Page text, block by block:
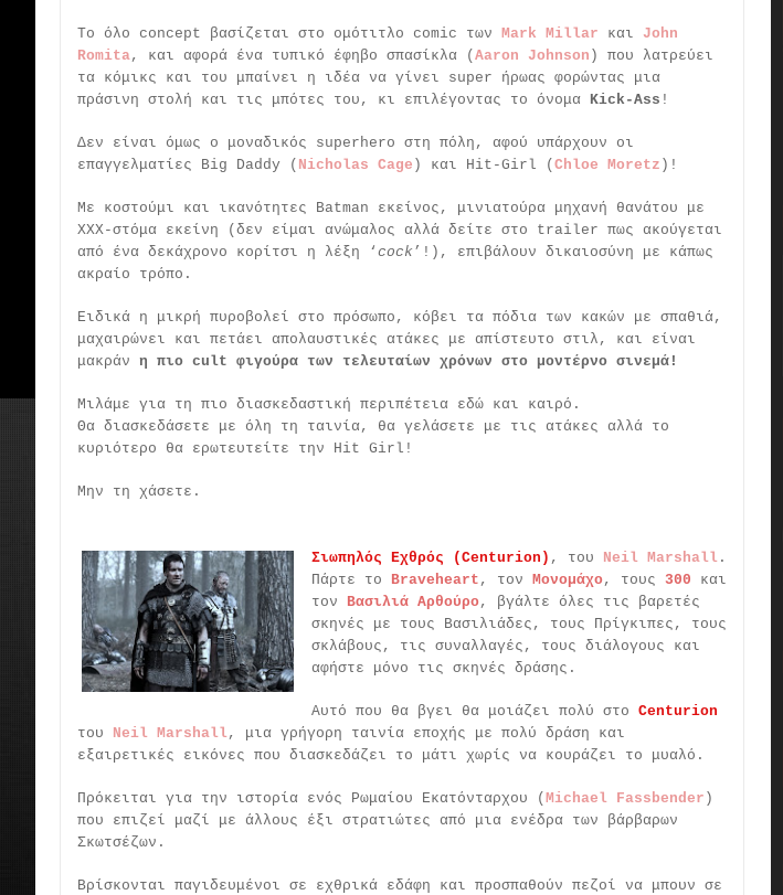
Το όλο concept βασίζεται στο ομότιτλο comic των Mark Millar και John
Romita, και αφορά ένα τυπικό έφηβο σπασίκλα ( Aaron Johnson ) που λατρεύει
τα κόμικς και του μπαίνει η ιδέα να γίνει super ήρωας φορώντας μια
πράσινη στολή και τις μπότες του, κι επιλέγοντας το όνομα Kick-Ass !
Δεν είναι όμως ο μοναδικός superhero στη πόλη, αφού υπάρχουν οι
επαγγελματίες Big Daddy ( Nicholas Cage ) και Hit-Girl ( Chloe Moretz )!
Με κοστούμι και ικανότητες Batman εκείνος, μινιατούρα μηχανή θανάτου με
ΧΧΧ-στόμα εκείνη (δεν είμαι ανώμαλος αλλά δείτε στο trailer πως ακούγεται
από ένα δεκάχρονο κορίτσι η λέξη ‘ cock’!), επιβάλουν δικαιοσύνη με κάπως
ακραίο τρόπο.
Ειδικά η μικρή πυροβολεί στο πρόσωπο, κόβει τα πόδια των κακών με σπαθιά,
μαχαιρώνει και πετάει απολαυστικές ατάκες με απίστευτο στιλ, και είναι
μακράν η πιο cult φιγούρα των τελευταίων χρόνων στο μοντέρνο σινεμά!
Μιλάμε για τη πιο διασκεδαστική περιπέτεια εδώ και καιρό.
Θα διασκεδάσετε με όλη τη ταινία, θα γελάσετε με τις ατάκες αλλά το
κυριότερο θα ερωτευτείτε την Hit Girl!
Μην τη χάσετε.
Σιωπηλός Εχθρός (Centurion) , του Neil Marshall .
Πάρτε το Braveheart , τον Μονομάχο, τους 300 και
τον Βασιλιά Αρθούρο, βγάλτε όλες τις βαρετές
σκηνές με τους Βασιλιάδες, τους Πρίγκιπες, τους
σκλάβους, τις συναλλαγές, τους διάλογους και
αφήστε μόνο τις σκηνές δράσης.
Αυτό που θα βγει θα μοιάζει πολύ στο Centurion
του Neil Marshall, μια γρήγορη ταινία εποχής με πολύ δράση και
εξαιρετικές εικόνες που διασκεδάζει το μάτι χωρίς να κουράζει το μυαλό.
Πρόκειται για την ιστορία ενός Ρωμαίου Εκατόνταρχου ( Michael Fassbender )
που επιζεί μαζί με άλλους έξι στρατιώτες από μια ενέδρα των βάρβαρων
Σκωτσέζων.
Βρίσκονται παγιδευμένοι σε εχθρικά εδάφη και προσπαθούν πεζοί να μπουν σε